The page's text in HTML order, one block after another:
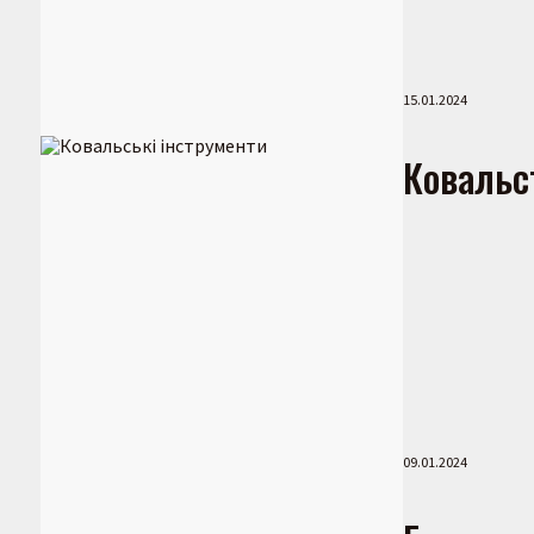
15.01.2024
09.01.2024